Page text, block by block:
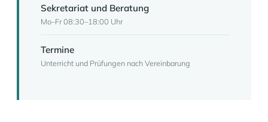
Sekretariat und Beratung
Mo–Fr 08:30–18:00 Uhr
Termine
Unterricht und Prüfungen nach Vereinbarung